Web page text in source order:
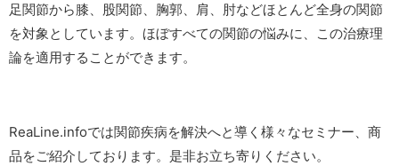
足関節から膝、股関節、胸郭、肩、肘などほとんど全身の関節
を対象としています。ほぼすべての関節の悩みに、この治療理
論を適用することができます。
ReaLine.infoでは関節疾病を解決へと導く様々なセミナー、商
品をご紹介しております。是非お立ち寄りください。